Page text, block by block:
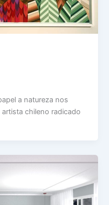
a natureza nos
chileno radicado